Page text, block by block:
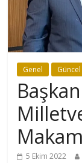
Genel
5 Ekim 2022